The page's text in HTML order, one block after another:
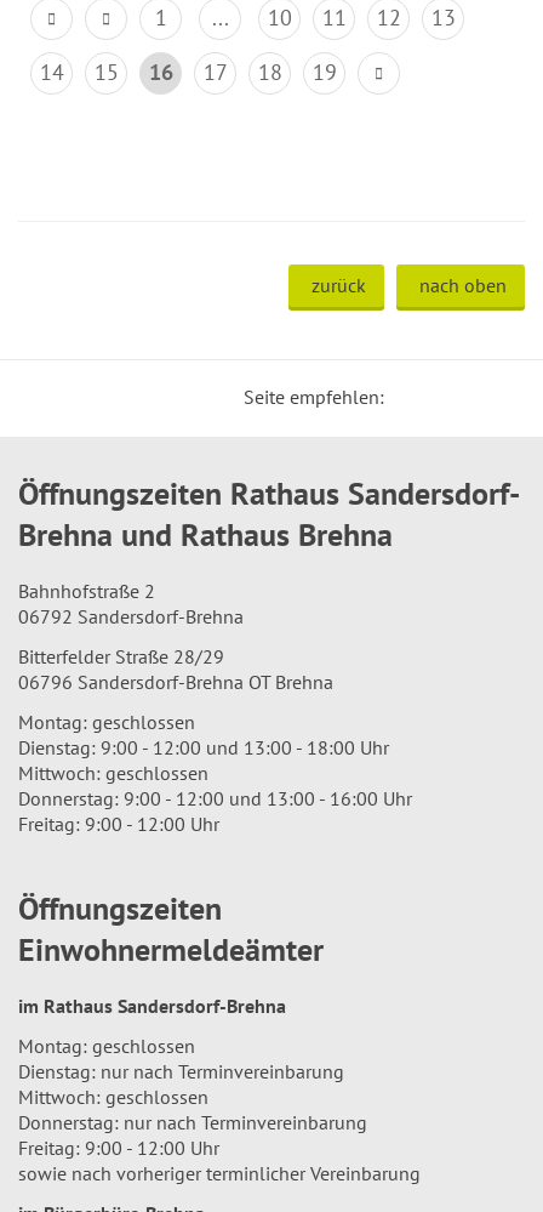
1 ... 10 11 12
13
14
15 16 17 18 19
zurück nach oben
Seite empfehlen:
Öffnungszeiten Rathaus Sandersdorf-
Brehna und Rathaus Brehna
Bahnhofstraße 2
06792 Sandersdorf-Brehna
Bitterfelder Straße 28/29
06796 Sandersdorf-Brehna OT Brehna
Montag: geschlossen
Dienstag: 9:00 - 12:00 und 13:00 - 18:00 Uhr
Mittwoch: geschlossen
Donnerstag: 9:00 - 12:00 und 13:00 - 16:00 Uhr
Freitag: 9:00 - 12:00 Uhr
Öffnungszeiten
Einwohnermeldeämter
im Rathaus Sandersdorf-Brehna
Montag: geschlossen
Dienstag: nur nach Terminvereinbarung
Mittwoch: geschlossen
Donnerstag: nur nach Terminvereinbarung
Freitag: 9:00 - 12:00 Uhr
sowie nach vorheriger terminlicher Vereinbarung